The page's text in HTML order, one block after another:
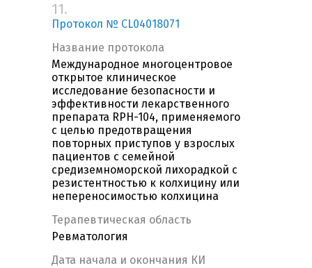
11.
Протокол № CL04018071
Название протокола
Международное многоцентровое
открытое клиническое
исследование безопасности и
эффективности лекарственного
препарата RPH-104, применяемого
с целью предотвращения
повторных приступов у взрослых
пациентов с семейной
средиземноморской лихорадкой с
резистентностью к колхицину или
непереносимостью колхицина
Терапевтическая область
Ревматология
Дата начала и окончания КИ